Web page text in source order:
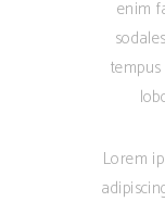
enim
Lorem